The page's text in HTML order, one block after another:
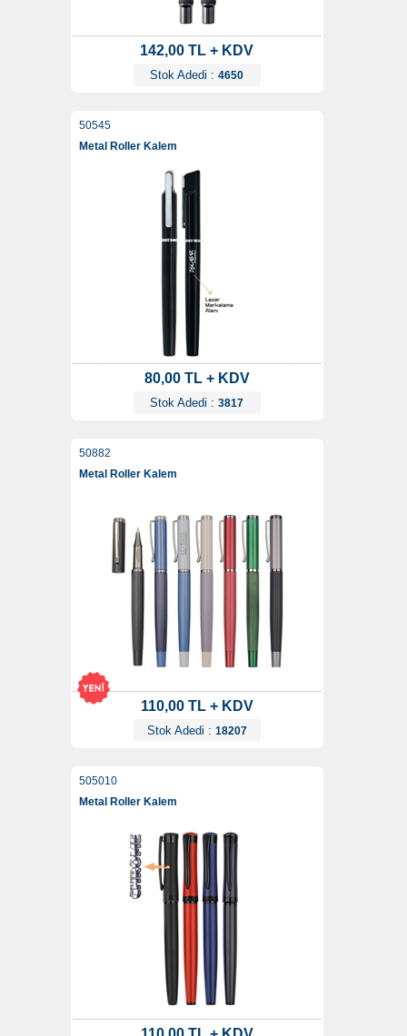
142,00 TL + KDV
Stok Adedi : 4650
50545
Metal Roller Kalem
80,00 TL + KDV
Stok Adedi : 3817
50882
Metal Roller Kalem
110,00 TL + KDV
Stok Adedi : 18207
505010
Metal Roller Kalem